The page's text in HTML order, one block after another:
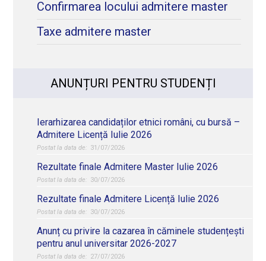
Confirmarea locului admitere master
Taxe admitere master
ANUNȚURI PENTRU STUDENȚI
Ierarhizarea candidaților etnici români, cu bursă –
Admitere Licență Iulie 2026
31/07/2026
Rezultate finale Admitere Master Iulie 2026
30/07/2026
Rezultate finale Admitere Licență Iulie 2026
30/07/2026
Anunț cu privire la cazarea în căminele studențești
pentru anul universitar 2026-2027
27/07/2026